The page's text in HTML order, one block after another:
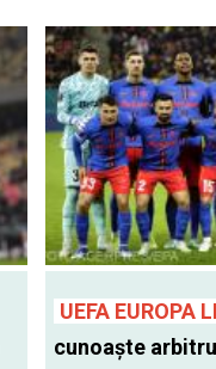
UEFA EUROPA
cunoaște